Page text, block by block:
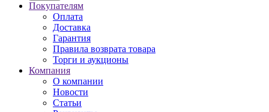
Покупателям
Оплата
Доставка
Гарантия
Правила возврата товара
Торги и аукционы
Компания
О компании
Новости
Статьи